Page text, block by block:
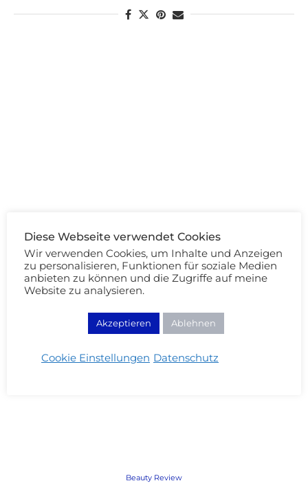
Beauty Review
Diese Webseite verwendet Cookies
Wir verwenden Cookies, um Inhalte und Anzeigen
zu personalisieren, Funktionen für soziale Medien
anbieten zu können und die Zugriffe auf meine
Website zu analysieren.
Akzeptieren Ablehnen
Cookie Einstellungen Datenschutz